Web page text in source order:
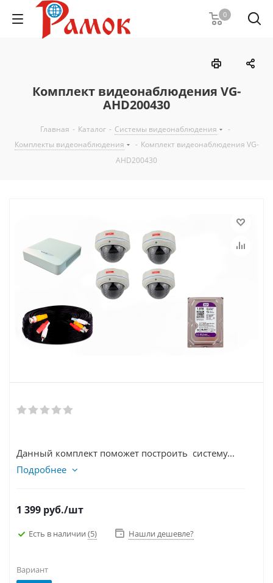
0
Комплект видеонаблюдения VG-
AHD200430
Главная - Каталог - Системы видеонаблюдения
-
Комплекты видеонаблюдения
- Комплект видеонаблюдения VG-
AHD200430
Данный комплект поможет построить систему...
Подробнее
1 399 руб./шт
Есть в наличии (5) Нашли дешевле?
Вариант